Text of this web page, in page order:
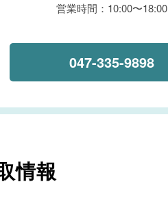
営業時間：10:00〜18:00
047-335-9898
情報